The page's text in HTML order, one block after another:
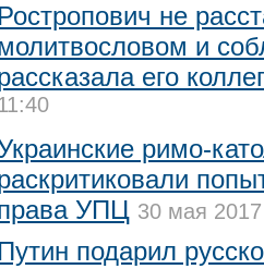
Ростропович не
и
его
римо-
УПЦ 30 мая
Путин подарил